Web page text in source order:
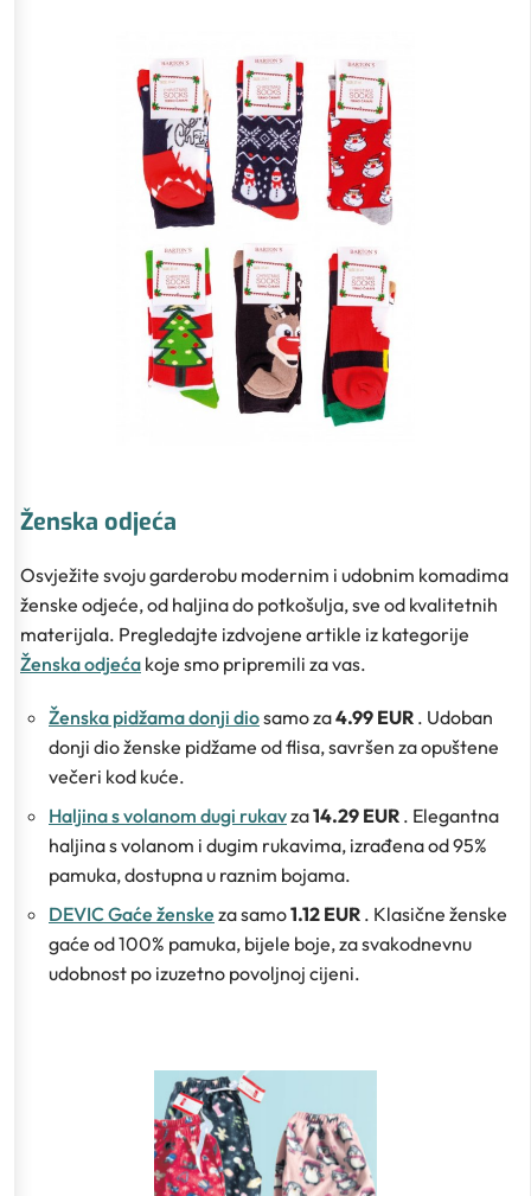
Ženska odjeća
Osvježite svoju garderobu modernim i udobnim komadima
ženske odjeće, od haljina do potkošulja, sve od kvalitetnih
materijala. Pregledajte izdvojene artikle iz kategorije
Ženska odjeća koje smo pripremili za vas.
Ženska pidžama donji diosamo za4.99 EUR . Udoban
donji dio ženske pidžame od flisa, savršen za opuštene
večeri kod kuće.
Haljina s volanom dugi rukavza14.29 EUR . Elegantna
haljina s volanom i dugim rukavima, izrađena od 95%
pamuka, dostupna u raznim bojama.
DEVIC Gaće ženske za samo1.12 EUR . Klasične ženske
gaće od 100% pamuka, bijele boje, za svakodnevnu
udobnost po izuzetno povoljnoj cijeni.